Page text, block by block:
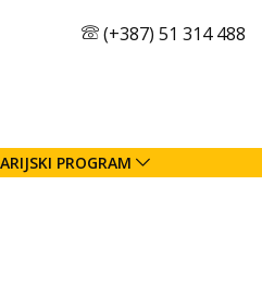
(+387) 51 314 488
PROGRAM